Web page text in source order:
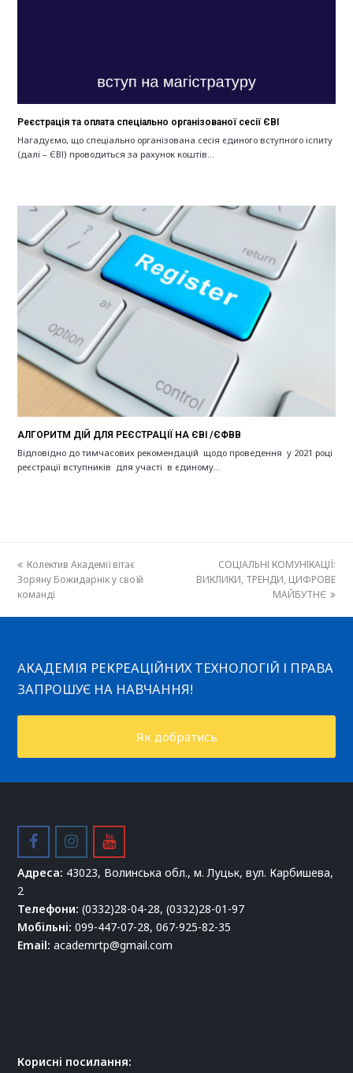
Реєстрація та оплата спеціально організованої сесії ЄВІ
Нагадуємо, що спеціально організована сесія єдиного вступного іспиту
(далі – ЄВІ) проводиться за рахунок коштів…
АЛГОРИТМ ДІЙ ДЛЯ РЕЄСТРАЦІЇ НА ЄВІ /ЄФВВ
Відповідно до тимчасових рекомендацій щодо проведення у 2021 році
реєстрації вступників для участі в єдиному…
previous
post:
Колектив Академії вітає
Зоряну Божидарнік у своїй
команді
next
post:
СОЦІАЛЬНІ КОМУНІКАЦІЇ:
ВИКЛИКИ, ТРЕНДИ, ЦИФРОВЕ
МАЙБУТНЄ
АКАДЕМІЯ РЕКРЕАЦІЙНИХ ТЕХНОЛОГІЙ І ПРАВА
ЗАПРОШУЄ НА НАВЧАННЯ!
Як добратись
facebookinstagram
youtube
Адреса: 43023, Волинська обл., м. Луцьк, вул. Карбишева,
2
Телефони: (0332)28-04-28, (0332)28-01-97
Мобільні: 099-447-07-28, 067-925-82-35
Email: academrtp@gmail.com
Корисні посилання: